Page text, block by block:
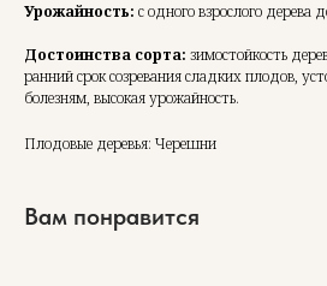
Урожайность: с одного взрослого дерева
Достоинства сорта: зимостойкость
ранний срок созревания сладких плодов,
болезням, высокая урожайность.
Плодовые деревья: Черешни
Вам понравится